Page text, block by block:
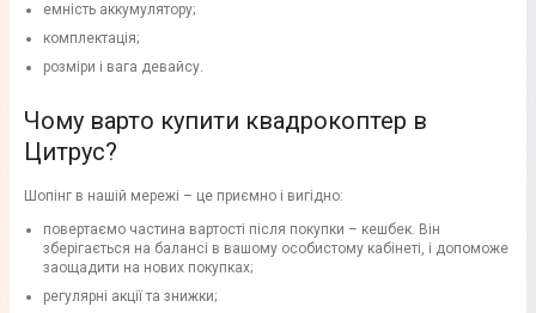
емність аккумулятору;
комплектація;
розміри і вага девайсу.
Чому варто купити квадрокоптер в
Цитрус?
Шопінг в нашій мережі – це приємно і вигідно:
повертаємо частина вартості після покупки – кешбек. Він
зберігається на балансі в вашому особистому кабінеті, і допоможе
заощадити на нових покупках;
регулярні акції та знижки;